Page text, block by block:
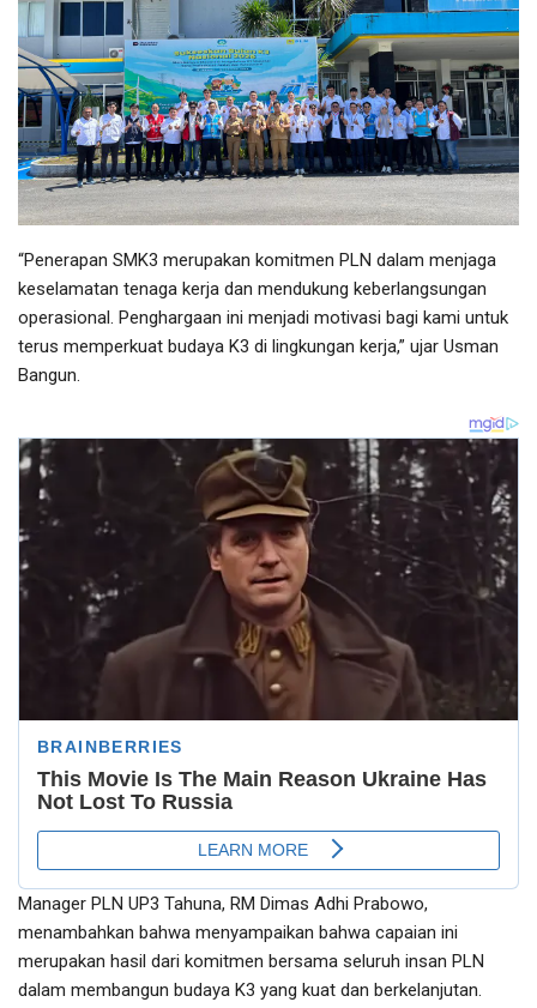
“Penerapan SMK3 merupakan komitmen PLN dalam menjaga
keselamatan tenaga kerja dan mendukung keberlangsungan
operasional. Penghargaan ini menjadi motivasi bagi kami untuk
terus memperkuat budaya K3 di lingkungan kerja,” ujar Usman
Bangun.
Manager PLN UP3 Tahuna, RM Dimas Adhi Prabowo,
menambahkan bahwa menyampaikan bahwa capaian ini
merupakan hasil dari komitmen bersama seluruh insan PLN
dalam membangun budaya K3 yang kuat dan berkelanjutan.